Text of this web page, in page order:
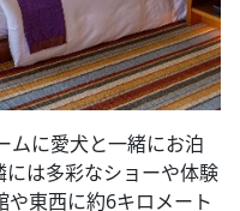
ムに愛犬と一緒にお泊
には多彩なショーや体験
東西に約6キロメート